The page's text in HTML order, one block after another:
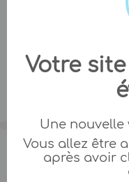
Votre
Une
Vous allez être
après avoir